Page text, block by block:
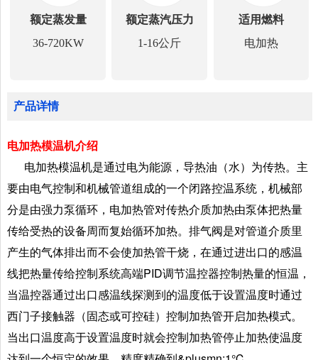
额定蒸发量
36-720KW
额定蒸汽压力
1-16公斤
适用燃料
电加热
产品详情
电加热模温机介绍
电加热模温机是通过电为能源，导热油（水）为传热。主
要由电气控制和机械管道组成的一个闭路控温系统，机械部
分是由强力泵循环，电加热管对传热介质加热由泵体把热量
传给受热的设备周而复始循环加热。排气阀是对管道介质里
产生的气体排出而不会使加热管干烧，在通过进出口的感温
线把热量传给控制系统高端PID调节温控器控制热量的恒温，
当温控器通过出口感温线探测到的温度低于设置温度时通过
西门子接触器（固态或可控硅）控制加热管开启加热模式。
当出口温度高于设置温度时就会控制加热管停止加热使温度